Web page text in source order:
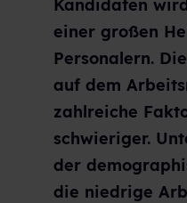
Kandidaten
einer großen
Personalern.
auf dem
zahlreiche
schwieriger.
der
die niedrige